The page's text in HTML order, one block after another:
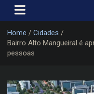
Home
Cidades
Bairro Alto Mangueiral é
pessoas